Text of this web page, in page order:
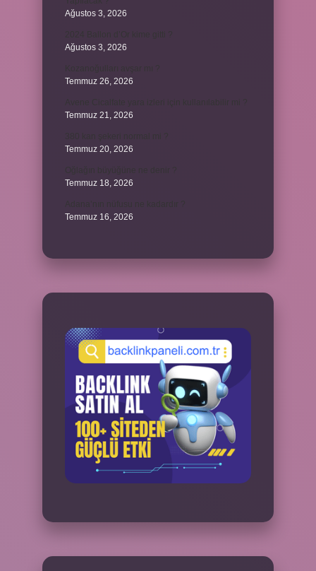
Ağustos 3, 2026
Ağustos 3, 2026
Temmuz 26, 2026
Temmuz 21, 2026
Temmuz 20, 2026
Temmuz 18, 2026
Temmuz 16, 2026